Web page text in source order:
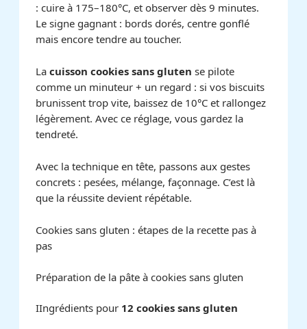
: cuire à 175–180°C, et observer dès 9 minutes.
Le signe gagnant : bords dorés, centre gonflé
mais encore tendre au toucher.
Lacuisson cookies sans gluten se pilote
comme un minuteur + un regard : si vos biscuits
brunissent trop vite, baissez de 10°C et rallongez
légèrement. Avec ce réglage, vous gardez la
tendreté.
Avec la technique en tête, passons aux gestes
concrets : pesées, mélange, façonnage. C’est là
que la réussite devient répétable.
Cookies sans gluten : étapes de la recette pas à
pas
Préparation de la pâte à cookies sans gluten
IIngrédients pour 12 cookies sans gluten